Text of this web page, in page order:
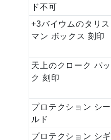
ド不可
+3バイウムのタリス
マン ボックス 刻印
天上のクローク パッ
ク 刻印
プロテクション シー
ルド
プロテクション シギ